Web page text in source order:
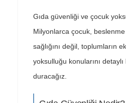
Gıda güvenliği ve çocuk
Milyonlarca çocuk,
sağlığını değil, toplumların
yoksulluğu konularını
duracağız.